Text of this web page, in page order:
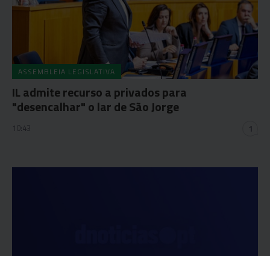
ASSEMBLEIA LEGISLATIVA
IL admite recurso a privados para
"desencalhar" o lar de São Jorge
10:43 1